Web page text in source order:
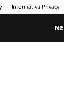
Informativa Privacy